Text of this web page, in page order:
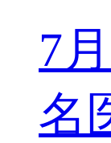
7
名